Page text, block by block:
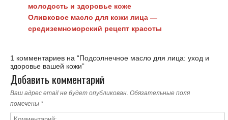
молодость и здоровье коже
Оливковое масло для кожи лица —
средиземноморский рецепт красоты
1 комментариев на “Подсолнечное масло для лица: уход и
здоровье вашей кожи”
Добавить комментарий
Ваш адрес email не будет опубликован. Обязательные поля
помечены *